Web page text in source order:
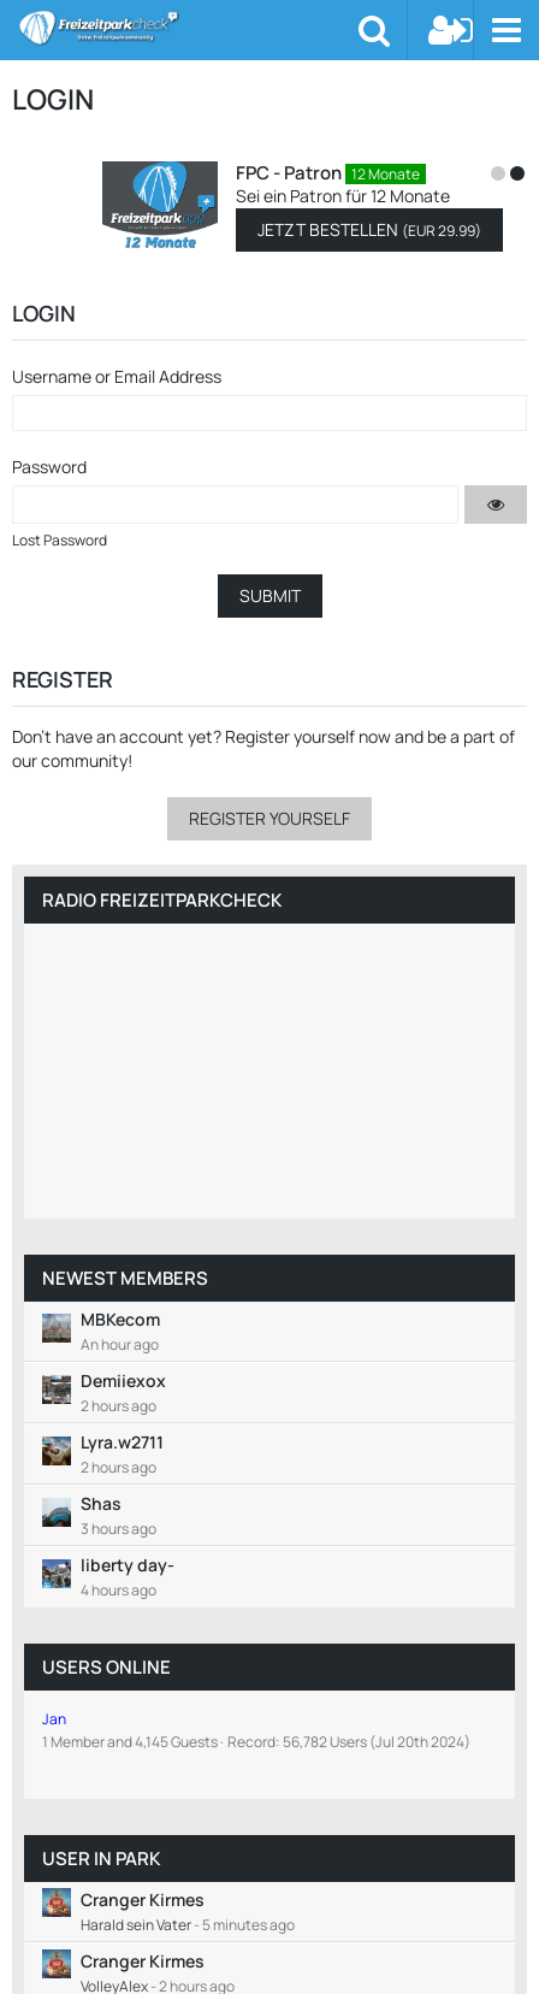
LOGIN
FPC - Patron 12 Monate
Sei ein Patron für 12 Monate
JETZT BESTELLEN (EUR 29.99)
LOGIN
Username or Email Address
Password
Lost Password
REGISTER
Don’t have an account yet? Register yourself nowand be a part of
our community!
REGISTER YOURSELF
RADIO FREIZEITPARKCHECK
NEWEST MEMBERS
MBKecom
An hour ago
Demiiexox
2 hours ago
Lyra.w2711
2 hours ago
Shas
3 hours ago
liberty day-
4 hours ago
USERS ONLINE
Jan
1 Member and 4,145 Guests Record: 56,782 Users (Jul 20th 2024)
USER IN PARK
Cranger Kirmes
Harald sein Vater-5 minutes ago
Cranger Kirmes
VolleyAlex-2 hours ago